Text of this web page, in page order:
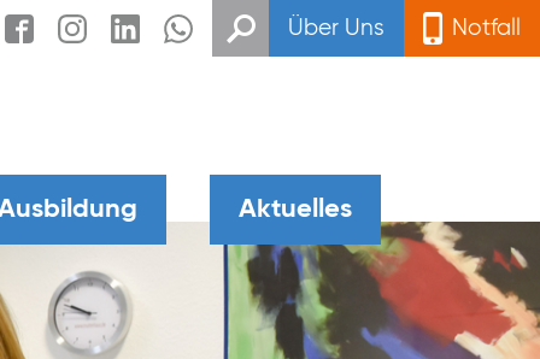
Über Uns Notfall
Aktuelles